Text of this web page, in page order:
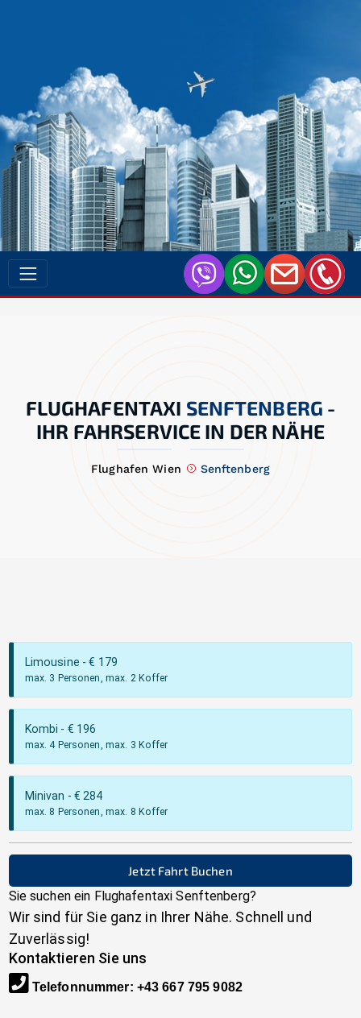
FLUGHAFENTAXI SENFTENBERG -
IHR FAHRSERVICE IN DER NÄHE
Flughafen Wien Senftenberg
Limousine - € 179
max. 3 Personen, max. 2 Koffer
Kombi - € 196
max. 4 Personen, max. 3 Koffer
Minivan - € 284
max. 8 Personen, max. 8 Koffer
Jetzt Fahrt Buchen
Sie suchen ein Flughafentaxi Senftenberg?
Wir sind für Sie ganz in Ihrer Nähe. Schnell und
Zuverlässig!
Kontaktieren Sie uns
Telefonnummer: +43 667 795 9082